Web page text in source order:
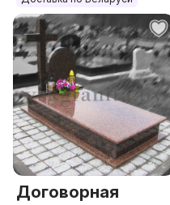
Договорная